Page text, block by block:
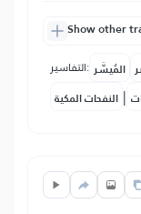
Show other
التفاسير: المُيسَّر
النفحات المكية |